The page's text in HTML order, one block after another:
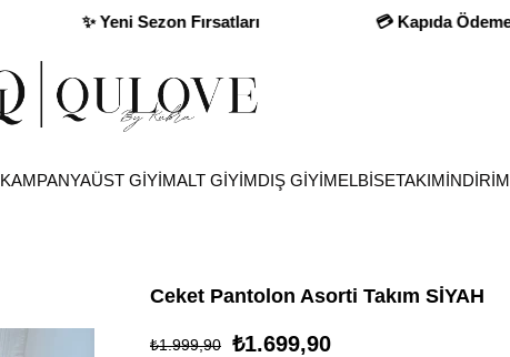
💳 Kapıda Ödeme İmkanı ✨ Yeni Sezon Fırsatları
KAMPANYAÜST GİYİMALT GİYİMDIŞ GİYİMELBİSETAKIMİNDİRİM
Ceket Pantolon Asorti Takım SİYAH
₺1.999,90 ₺1.699,90